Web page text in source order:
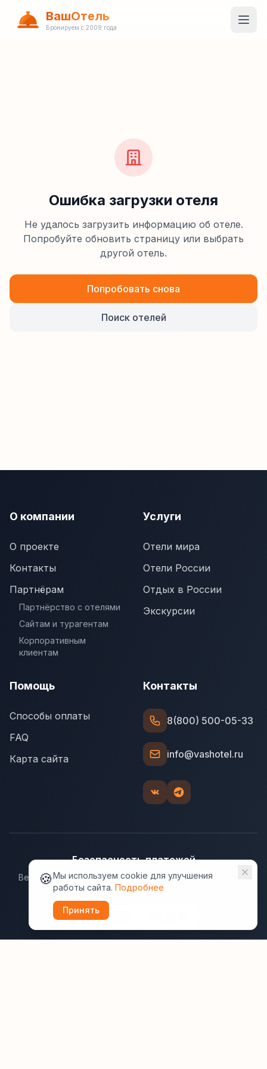
ВашОтель
Бронируем с 2009 года
Ошибка загрузки отеля
Не удалось загрузить информацию об отеле.
Попробуйте обновить страницу или выбрать
другой отель.
Попробовать снова
Поиск отелей
О компании
О проекте
Контакты
Партнёрам
Партнёрство с отелями
Сайтам и турагентам
Корпоративным
клиентам
Услуги
Отели мира
Отели России
Отдых в России
Экскурсии
Помощь
Способы оплаты
FAQ
Карта сайта
Контакты
8(800) 500-05-33
info@vashotel.ru
Безопасность платежей
Ведущие платёжные системы гарантируют надёжную
защиту данных.
🍪Мы используем cookie для улучшения
работы сайта. Подробнее
Принять